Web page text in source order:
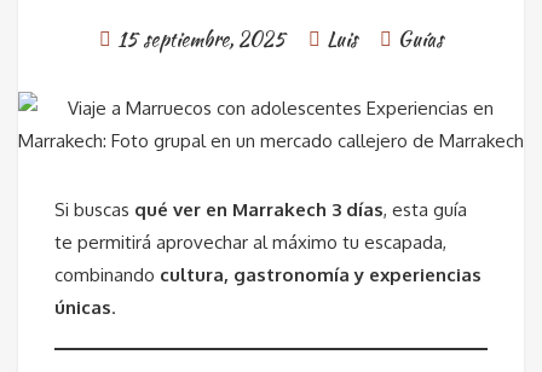
15 septiembre, 2025 Luis Guías
Si buscas qué ver en Marrakech 3 días, esta guía
te permitirá aprovechar al máximo tu escapada,
combinando cultura, gastronomía y experiencias
únicas.